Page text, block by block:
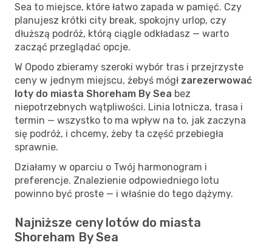
Sea to miejsce, które łatwo zapada w pamięć. Czy
planujesz krótki city break, spokojny urlop, czy
dłuższą podróż, którą ciągle odkładasz — warto
zacząć przeglądać opcje.
W Opodo zbieramy szeroki wybór tras i przejrzyste
ceny w jednym miejscu, żebyś mógł zarezerwować
loty do miasta Shoreham By Sea bez
niepotrzebnych wątpliwości. Linia lotnicza, trasa i
termin — wszystko to ma wpływ na to, jak zaczyna
się podróż, i chcemy, żeby ta część przebiegła
sprawnie.
Działamy w oparciu o Twój harmonogram i
preferencje. Znalezienie odpowiedniego lotu
powinno być proste — i właśnie do tego dążymy.
Najniższe ceny lotów do miasta
Shoreham By Sea